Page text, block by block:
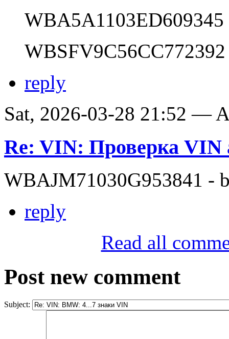
WBA5A1103ED609345
WBSFV9C56CC772392
reply
Sat, 2026-03-28 21:52 —
Re: VIN: Проверка VIN
WBAJM71030G953841 -
reply
Read all
Post new comment
Subject: